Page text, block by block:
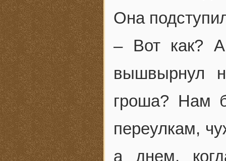
Она
– Вот как?
вышвырнул
гроша? Нам
переулкам,
а днем,